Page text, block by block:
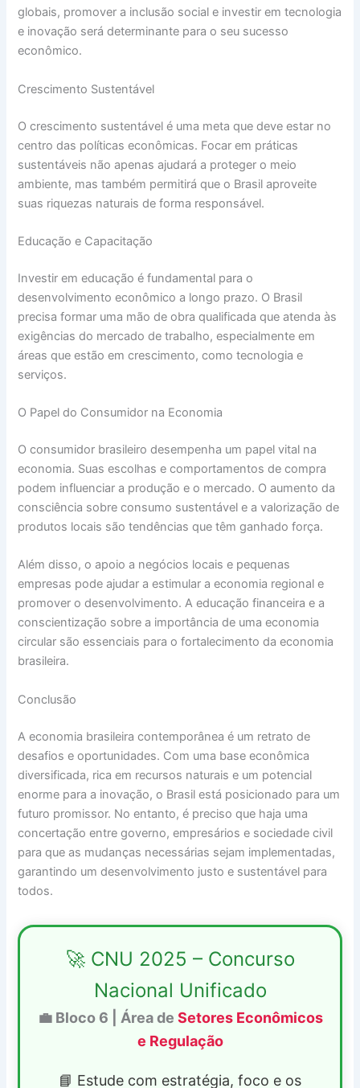
globais, promover a inclusão social e investir em tecnologia
e inovação será determinante para o seu sucesso
econômico.
Crescimento Sustentável
O crescimento sustentável é uma meta que deve estar no
centro das políticas econômicas. Focar em práticas
sustentáveis não apenas ajudará a proteger o meio
ambiente, mas também permitirá que o Brasil aproveite
suas riquezas naturais de forma responsável.
Educação e Capacitação
Investir em educação é fundamental para o
desenvolvimento econômico a longo prazo. O Brasil
precisa formar uma mão de obra qualificada que atenda às
exigências do mercado de trabalho, especialmente em
áreas que estão em crescimento, como tecnologia e
serviços.
O Papel do Consumidor na Economia
O consumidor brasileiro desempenha um papel vital na
economia. Suas escolhas e comportamentos de compra
podem influenciar a produção e o mercado. O aumento da
consciência sobre consumo sustentável e a valorização de
produtos locais são tendências que têm ganhado força.
Além disso, o apoio a negócios locais e pequenas
empresas pode ajudar a estimular a economia regional e
promover o desenvolvimento. A educação financeira e a
conscientização sobre a importância de uma economia
circular são essenciais para o fortalecimento da economia
brasileira.
Conclusão
A economia brasileira contemporânea é um retrato de
desafios e oportunidades. Com uma base econômica
diversificada, rica em recursos naturais e um potencial
enorme para a inovação, o Brasil está posicionado para um
futuro promissor. No entanto, é preciso que haja uma
concertação entre governo, empresários e sociedade civil
para que as mudanças necessárias sejam implementadas,
garantindo um desenvolvimento justo e sustentável para
todos.
🚀 CNU 2025 – Concurso
Nacional Unificado
💼 Bloco 6 | Área de Setores Econômicos
e Regulação
📘 Estude com estratégia, foco e os